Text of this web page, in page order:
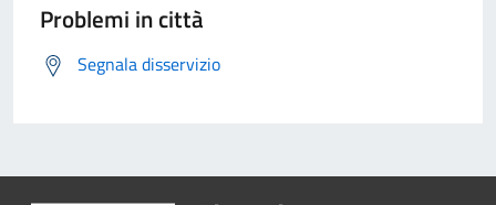
Problemi in città
Segnala disservizio